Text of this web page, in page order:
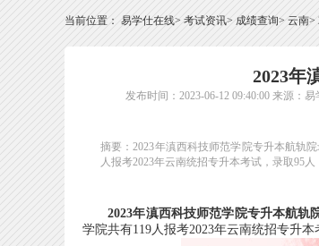
当前位置： 易学仕在线> 考试资讯> 成绩查询> 云南>
2023年
发布时间：2023-06-12 09:40:00 来源：易
摘要：2023年滇西科技师范学院专升本航轨
人报考2023年云南统招专升本考试，录取95
2023年滇西科技师范学院专升本航轨
学院共有119人报考2023年云南统招专升